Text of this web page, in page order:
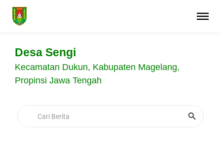
Desa Sengi
Kecamatan Dukun, Kabupaten Magelang,
Propinsi Jawa Tengah